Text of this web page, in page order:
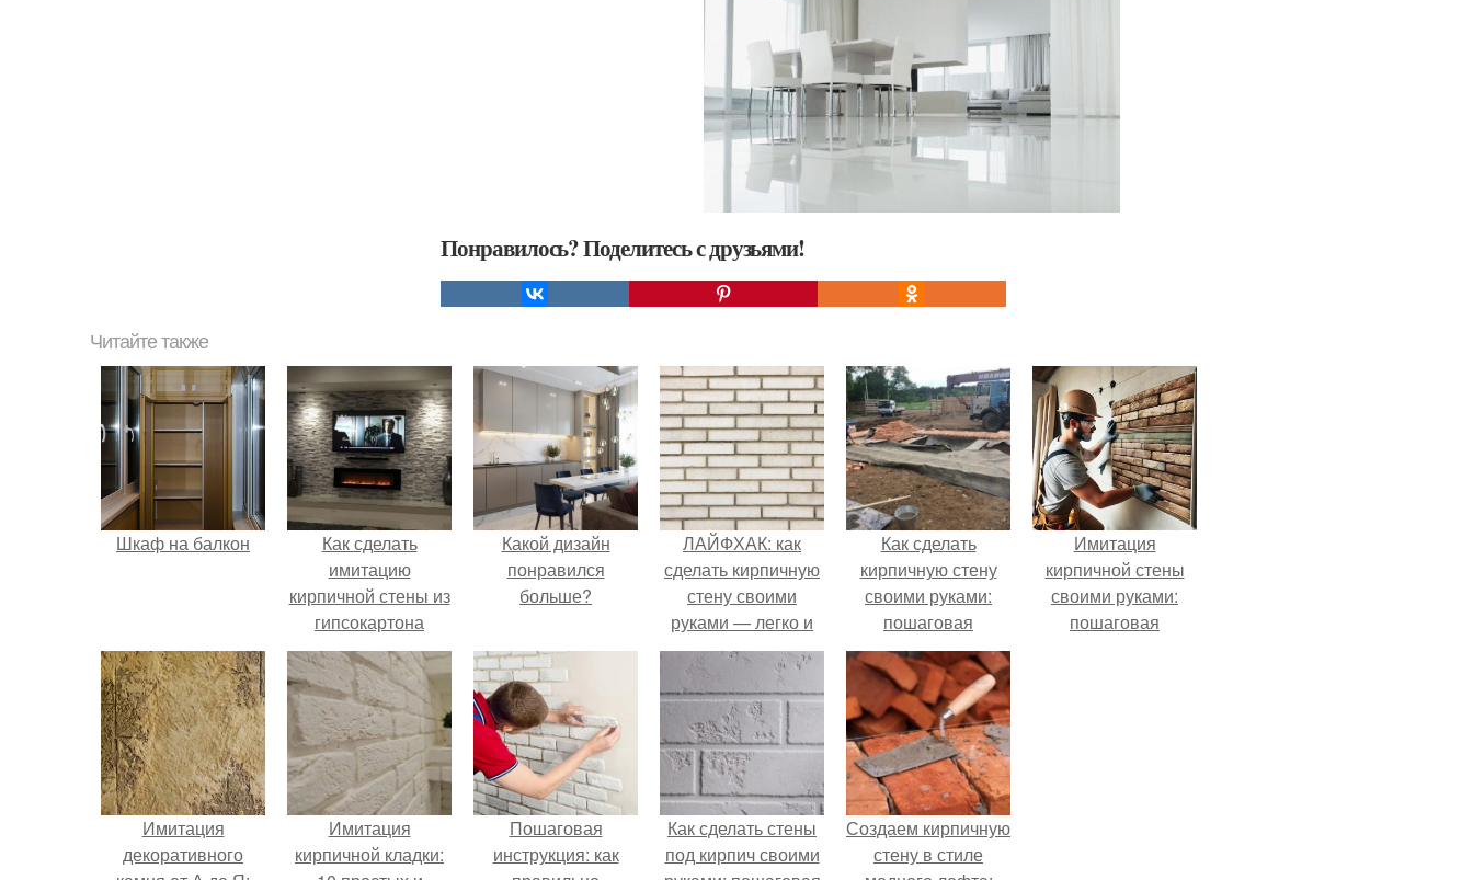
Понравилось? Поделитесь с друзьями!
Читайте также
Шкаф на балкон
Как сделать
имитацию
кирпичной стены из
гипсокартона
своими руками:
пошаговая
инструкция
Какой дизайн
понравился
больше?
ЛАЙФХАК: как
сделать кирпичную
стену своими
руками — легко и
просто
Как сделать
кирпичную стену
своими руками:
пошаговая
инструкция
Имитация
кирпичной стены
своими руками:
пошаговая
Имитация
декоративного
Имитация
кирпичной кладки:
Пошаговая
инструкция: как
Как сделать стены
под кирпич своими
Создаем кирпичную
стену в стиле